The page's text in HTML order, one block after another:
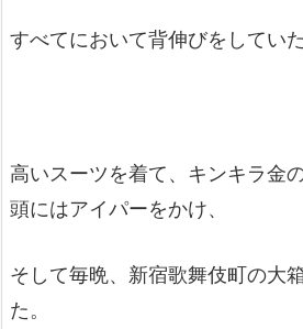
すべてにおいて背伸びをしていた
高いスーツを着て、キンキラ金
頭にはアイパーをかけ、
そして毎晩、新宿歌舞伎町の大
た。